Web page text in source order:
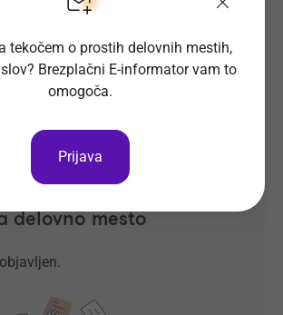
delovno mesto
tekočem o prostih delovnih mestih,
Brezplačni E-informator vam to
omogoča.
Prijava